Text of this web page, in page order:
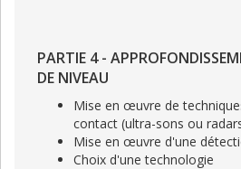
PARTIE 4 -
DE NIVEAU
Mise en œuvre de
contact (ultra-sons ou
Mise en œuvre d'une
Choix d'une technologie